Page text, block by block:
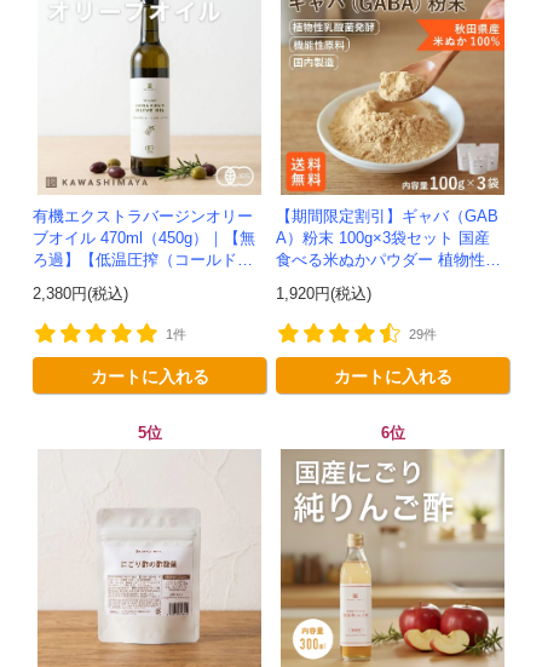
有機エクストラバージンオリー
ブオイル 470ml（450g）｜【無
ろ過】【低温圧搾（コールドプ
レス）製法】イタリア産-かわし
ま屋-
2,380円(税込)
1件
カートに入れる
【期間限定割引】ギャバ（GAB
A）粉末 100g×3袋セット 国産
食べる米ぬかパウダー 植物性乳
酸菌発酵 -かわしま屋- 【送料無
料】*メール便での発送...
1,920円(税込)
29件
カートに入れる
5位 6位